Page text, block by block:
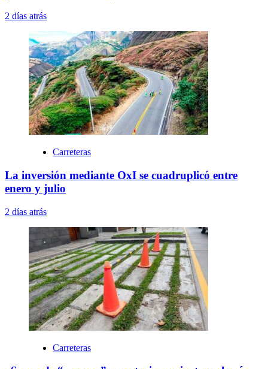
2 días atrás
Carreteras
La inversión mediante OxI se cuadruplicó entre
enero y julio
2 días atrás
Carreteras